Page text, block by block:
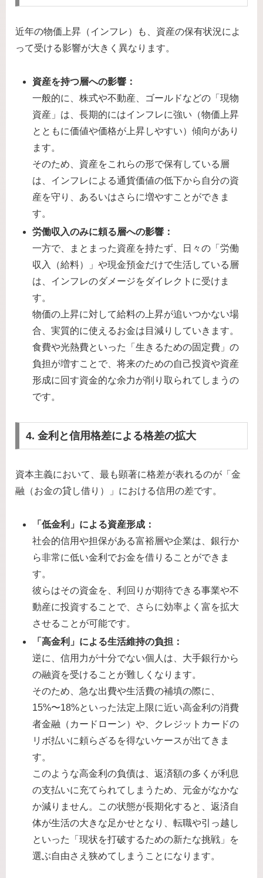
近年の物価上昇（インフレ）も、資産の保有状況によ
って受ける影響が大きく異なります。
資産を持つ層への影響：
一般的に、株式や不動産、ゴールドなどの「現物
資産」は、長期的にはインフレに強い（物価上昇
とともに価値や価格が上昇しやすい）傾向があり
ます。
そのため、資産をこれらの形で保有している層
は、インフレによる通貨価値の低下から自分の資
産を守り、あるいはさらに増やすことができま
す。
労働収入のみに頼る層への影響：
一方で、まとまった資産を持たず、日々の「労働
収入（給料）」や現金預金だけで生活している層
は、インフレのダメージをダイレクトに受けま
す。
物価の上昇に対して給料の上昇が追いつかない場
合、実質的に使えるお金は目減りしていきます。
食費や光熱費といった「生きるための固定費」の
負担が増すことで、将来のための自己投資や資産
形成に回す資金的な余力が削り取られてしまうの
です。
4. 金利と信用格差による格差の拡大
資本主義において、最も顕著に格差が表れるのが「金
融（お金の貸し借り）」における信用の差です。
「低金利」による資産形成：
社会的信用や担保がある富裕層や企業は、銀行か
ら非常に低い金利でお金を借りることができま
す。
彼らはその資金を、利回りが期待できる事業や不
動産に投資することで、さらに効率よく富を拡大
させることが可能です。
「高金利」による生活維持の負担：
逆に、信用力が十分でない個人は、大手銀行から
の融資を受けることが難しくなります。
そのため、急な出費や生活費の補填の際に、
15%〜18%といった法定上限に近い高金利の消費
者金融（カードローン）や、クレジットカードの
リボ払いに頼らざるを得ないケースが出てきま
す。
このような高金利の負債は、返済額の多くが利息
の支払いに充てられてしまうため、元金がなかな
か減りません。この状態が長期化すると、返済自
体が生活の大きな足かせとなり、転職や引っ越し
といった「現状を打破するための新たな挑戦」を
選ぶ自由さえ狭めてしまうことになります。